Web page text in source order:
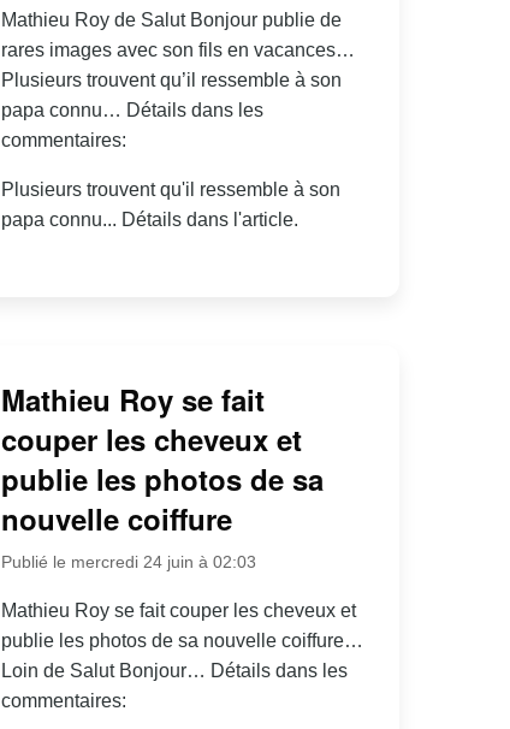
Mathieu Roy de Salut Bonjour publie de
rares images avec son fils en vacances…
Plusieurs trouvent qu’il ressemble à son
papa connu… Détails dans les
commentaires:
Plusieurs trouvent qu'il ressemble à son
papa connu... Détails dans l'article.
Mathieu Roy se fait
couper les cheveux et
publie les photos de sa
nouvelle coiffure
Publié le mercredi 24 juin à 02:03
Mathieu Roy se fait couper les cheveux et
publie les photos de sa nouvelle coiffure…
Loin de Salut Bonjour… Détails dans les
commentaires: